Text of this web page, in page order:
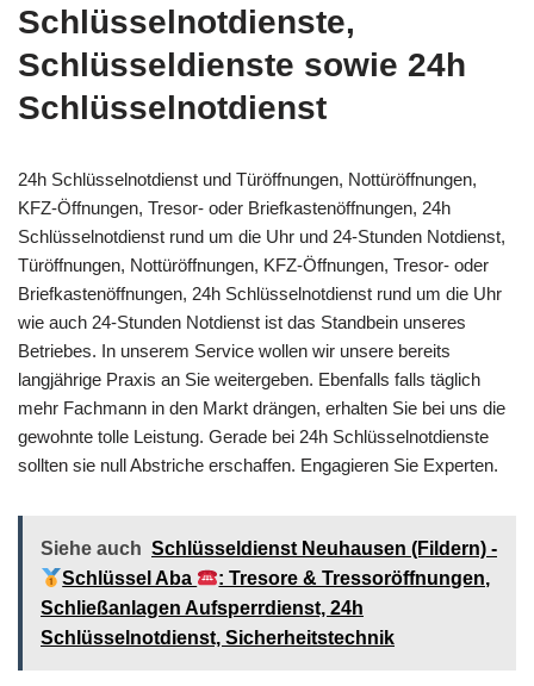
Schlüsselnotdienste,
Schlüsseldienste sowie 24h
Schlüsselnotdienst
24h Schlüsselnotdienst und Türöffnungen, Nottüröffnungen,
KFZ-Öffnungen, Tresor- oder Briefkastenöffnungen, 24h
Schlüsselnotdienst rund um die Uhr und 24-Stunden Notdienst,
Türöffnungen, Nottüröffnungen, KFZ-Öffnungen, Tresor- oder
Briefkastenöffnungen, 24h Schlüsselnotdienst rund um die Uhr
wie auch 24-Stunden Notdienst ist das Standbein unseres
Betriebes. In unserem Service wollen wir unsere bereits
langjährige Praxis an Sie weitergeben. Ebenfalls falls täglich
mehr Fachmann in den Markt drängen, erhalten Sie bei uns die
gewohnte tolle Leistung. Gerade bei 24h Schlüsselnotdienste
sollten sie null Abstriche erschaffen. Engagieren Sie Experten.
Siehe auch Schlüsseldienst Neuhausen (Fildern) -
Schlüssel Aba
: Tresore & Tressoröffnungen,
Schließanlagen Aufsperrdienst, 24h
Schlüsselnotdienst, Sicherheitstechnik